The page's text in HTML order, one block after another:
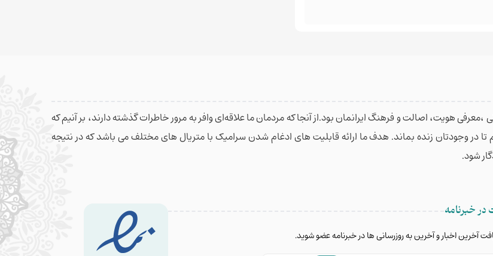
هویت، اصالت و فرهنگ ایرانمان بود.از آنجا که مردمان ما علاقه‌ای وافر به مرور خاطرات گذشته دارند، بر آنیم که
در وجودتان زنده بماند. هدف ما ارائه قابلیت های ادغام شدن سرامیک با متریال های مختلف می باشد که در نتیجه
شود.
خبرنامه
آخرین اخبار و آخرین به روزرسانی ها در خبرنامه عضو شوید.